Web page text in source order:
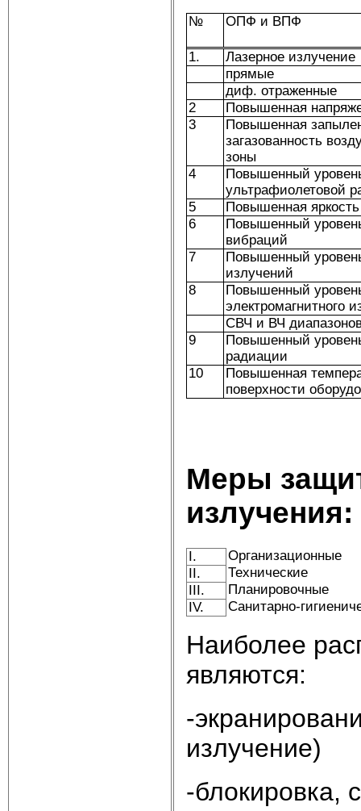
№ ОПФ и ВПФ
1.
Лазерное излучение
прямые
диф. отраженные
2
Повышенная
3
Повышенная
загазованность
зоны
4
Повышенный
ультрафиолетовой
5
Повышенная яркость
6
Повышенный
вибраций
7
Повышенный
излучений
8
Повышенный
электромагнитного
СВЧ и ВЧ
9
Повышенный
радиации
10
Повышенная
поверхности
Меры
излучения:
I.
Организационные
II.
Технические
III.
Планировочные
IV.
Санитарно-
Наиболее
являются:
-
излучение)
-блокировка,